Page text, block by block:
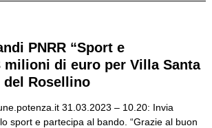
PNRR “Sport e
milioni di euro per Villa Santa
del Rosellino
31.03.2023 – 10.20: Invia
sport e partecipa al bando. “Grazie al buon